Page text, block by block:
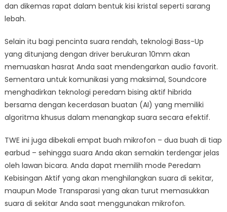
dan dikemas rapat dalam bentuk kisi kristal seperti sarang
lebah.
Selain itu bagi pencinta suara rendah, teknologi Bass-Up
yang ditunjang dengan driver berukuran 10mm akan
memuaskan hasrat Anda saat mendengarkan audio favorit.
Sementara untuk komunikasi yang maksimal, Soundcore
menghadirkan teknologi peredam bising aktif hibrida
bersama dengan kecerdasan buatan (AI) yang memiliki
algoritma khusus dalam menangkap suara secara efektif.
TWE ini juga dibekali empat buah mikrofon – dua buah di tiap
earbud – sehingga suara Anda akan semakin terdengar jelas
oleh lawan bicara. Anda dapat memilih mode Peredam
Kebisingan Aktif yang akan menghilangkan suara di sekitar,
maupun Mode Transparasi yang akan turut memasukkan
suara di sekitar Anda saat menggunakan mikrofon.